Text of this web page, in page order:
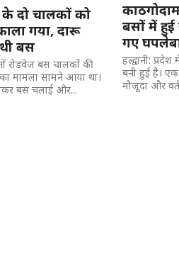
के दो चालकों को
गया, दारू
बस
रोडवेज बस चालकों की
मामला सामने आया था।
बस चलाई और...
बसों में
गए
हल्द्वानी:
बनी हुई है।
मौजूदा और